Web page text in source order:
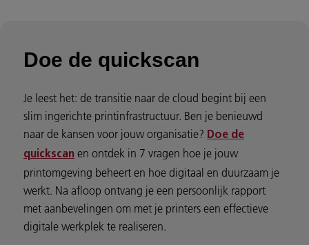
Doe de quickscan
Je leest het: de transitie naar de cloud begint bij een
slim ingerichte printinfrastructuur. Ben je benieuwd
naar de kansen voor jouw organisatie? Doe de
quickscan en ontdek in 7 vragen hoe je jouw
printomgeving beheert en hoe digitaal en duurzaam je
werkt. Na afloop ontvang je een persoonlijk rapport
met aanbevelingen om met je printers een effectieve
digitale werkplek te realiseren.